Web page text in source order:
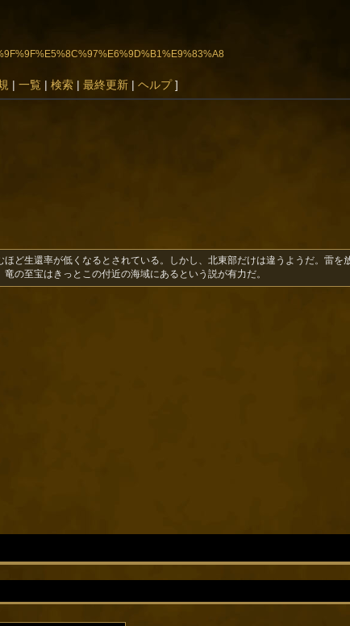
| 一覧| 検索| 最終更新| ヘルプ]
ど生還率が低くなるとされている。しかし、北東部だけは違うようだ。雷
の至宝はきっとこの付近の海域にあるという説が有力だ。